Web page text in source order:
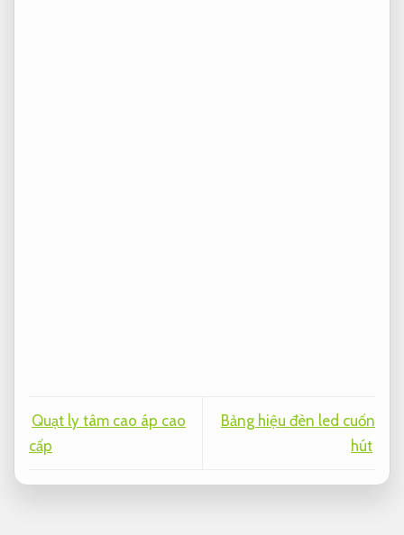
Quạt ly tâm cao áp cao
cấp
Bảng hiệu đèn led cuốn
hút